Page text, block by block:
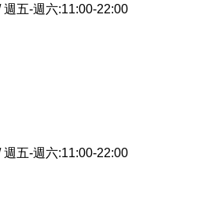
五-週六:11:00-22:00
五-週六:11:00-22:00